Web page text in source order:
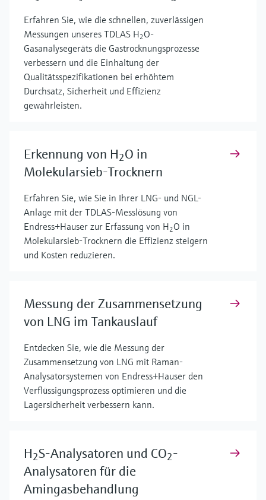
Erfahren Sie, wie die schnellen, zuverlässigen
Messungen unseres TDLAS H2O-
Gasanalysegeräts die Gastrocknungsprozesse
verbessern und die Einhaltung der
Qualitätsspezifikationen bei erhöhtem
Durchsatz, Sicherheit und Effizienz
gewährleisten.
Erkennung von H2O in
Molekularsieb-Trocknern
Erfahren Sie, wie Sie in Ihrer LNG- und NGL-
Anlage mit der TDLAS-Messlösung von
Endress+Hauser zur Erfassung von H2O in
Molekularsieb-Trocknern die Effizienz steigern
und Kosten reduzieren.
Messung der Zusammensetzung
von LNG im Tankauslauf
Entdecken Sie, wie die Messung der
Zusammensetzung von LNG mit Raman-
Analysatorsystemen von Endress+Hauser den
Verflüssigungsprozess optimieren und die
Lagersicherheit verbessern kann.
H2S-Analysatoren und CO2-
Analysatoren für die
Amingasbehandlung